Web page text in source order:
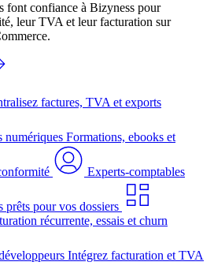
font confiance à Bizyness pour
leur TVA et leur facturation sur
factures, TVA et exports
numériques Formations, ebooks et
Experts-comptables
prêts pour vos dossiers
récurrente, essais et churn
Intégrez facturation et TVA